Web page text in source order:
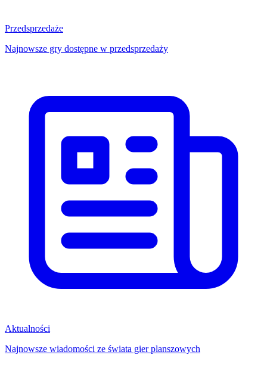
Przedsprzedaże
Najnowsze gry dostępne w przedsprzedaży
Aktualności
Najnowsze wiadomości ze świata gier planszowych